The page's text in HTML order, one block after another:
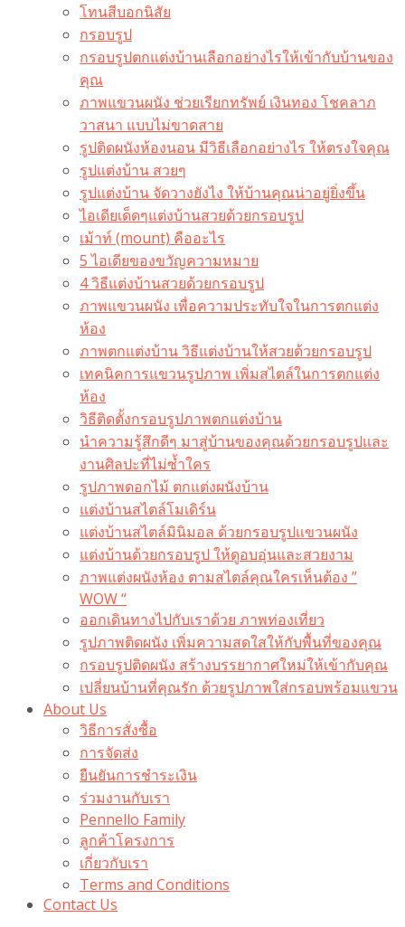
โทนสีบอกนิสัย
กรอบรูป
กรอบรูปตกแต่งบ้านเลือกอย่างไรให้เข้ากับบ้านของ
คุณ
ภาพแขวนผนัง ช่วยเรียกทรัพย์ เงินทอง โชคลาภ
วาสนา แบบไม่ขาดสาย
รูปติดผนังห้องนอน มีวิธีเลือกอย่างไร ให้ตรงใจคุณ
รูปแต่งบ้าน สวยๆ
รูปแต่งบ้าน จัดวางยังไง ให้บ้านคุณน่าอยู่ยิ่งขึ้น
ไอเดียเด็ดๆแต่งบ้านสวยด้วยกรอบรูป
เม้าท์ (mount) คืออะไร​
5 ไอเดียของขวัญความหมาย
4 วิธีแต่งบ้านสวยด้วยกรอบรูป
ภาพแขวนผนัง เพื่อความประทับใจในการตกแต่ง
ห้อง
ภาพตกแต่งบ้าน วิธีแต่งบ้านให้สวยด้วยกรอบรูป
เทคนิคการแขวนรูปภาพ เพิ่มสไตล์ในการตกแต่ง
ห้อง
วิธีติดตั้งกรอบรูปภาพตกแต่งบ้าน
นำความรู้สึกดีๆ มาสู่บ้านของคุณด้วยกรอบรูปและ
งานศิลปะที่ไม่ซ้ำใคร
รูปภาพดอกไม้ ตกแต่งผนังบ้าน
แต่งบ้านสไตล์โมเดิร์น
แต่งบ้านสไตล์มินิมอล ด้วยกรอบรูปแขวนผนัง
แต่งบ้านด้วยกรอบรูป ให้ดูอบอุ่นและสวยงาม
ภาพแต่งผนังห้อง ตามสไตล์คุณใครเห็นต้อง ”
WOW “
ออกเดินทางไปกับเราด้วย ภาพท่องเที่ยว
รูปภาพติดผนัง เพิ่มความสดใสให้กับพื้นที่ของคุณ
กรอบรูปติดผนัง สร้างบรรยากาศใหม่ให้เข้ากับคุณ
เปลี่ยนบ้านที่คุณรัก ด้วยรูปภาพใส่กรอบพร้อมแขวน​
About Us
วิธีการสั่งซื้อ
การจัดส่ง
ยืนยันการชำระเงิน
ร่วมงานกับเรา
Pennello Family
ลูกค้าโครงการ
เกี่ยวกับเรา
Terms and Conditions
Contact Us